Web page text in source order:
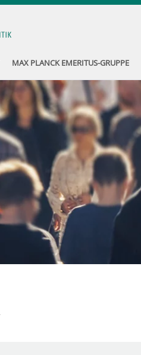
MAX PLANCK EMERITUS-GRUPPE